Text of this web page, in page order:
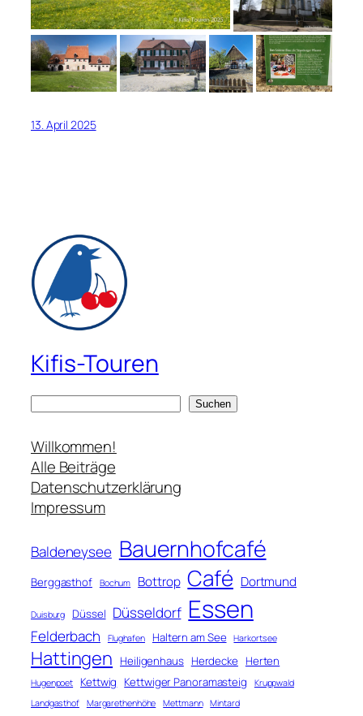
13. April 2025
Kifis-Touren
c
h
e
n
Suchen
Willkommen!
Alle Beiträge
Datenschutzerklärung
Impressum
Baldeneysee Bauernhofcafé
Berggasthof Bochum Bottrop Café Dortmund
Duisburg Düssel Düsseldorf Essen
Felderbach Flughafen Haltern am See Harkortsee
Hattingen Heiligenhaus Herdecke Herten
Hugenpoet Kettwig Kettwiger Panoramasteig
Kruppwald
Landgasthof
Margarethenhöhe Mettmann Mintard